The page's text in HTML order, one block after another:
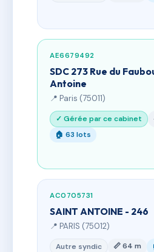
AE6679492
SDC 273 Rue du
Antoine
📍 Paris (75011)
✓ Gérée par ce cabinet
🏠 63 lots
AC0705731
SAINT ANTOINE - 246
📍 PARIS (75012)
Autre syndic 📏 64 m